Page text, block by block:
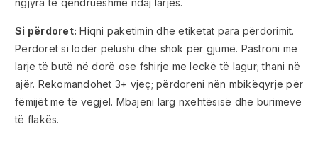
ngjyra të qëndrueshme ndaj larjes.
Si përdoret: Hiqni paketimin dhe etiketat para përdorimit.
Përdoret si lodër pelushi dhe shok për gjumë. Pastroni me
larje të butë në dorë ose fshirje me leckë të lagur; thani në
ajër. Rekomandohet 3+ vjeç; përdoreni nën mbikëqyrje për
fëmijët më të vegjël. Mbajeni larg nxehtësisë dhe burimeve
të flakës.